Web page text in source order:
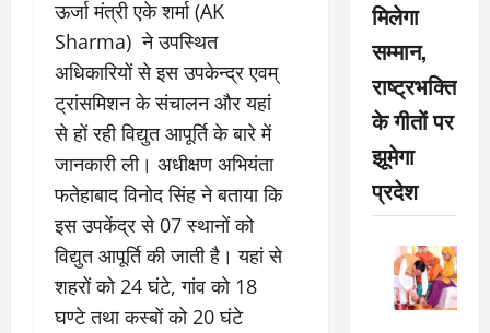
ऊर्जा मंत्री एके शर्मा (AK
Sharma) ने उपस्थित
अधिकारियों से इस उपकेन्द्र एवम्
ट्रांसमिशन के संचालन और यहां
से हों रही विद्युत आपूर्ति के बारे में
जानकारी ली। अधीक्षण अभियंता
फतेहाबाद विनोद सिंह ने बताया कि
इस उपकेंद्र से 07 स्थानों को
विद्युत आपूर्ति की जाती है। यहां से
शहरों को 24 घंटे, गांव को 18
घण्टे तथा कस्बों को 20 घंटे
मिलेगा
सम्मान,
राष्ट्रभक्ति
के गीतों पर
झूमेगा
प्रदेश